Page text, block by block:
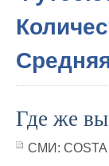
Где же
СМИ: